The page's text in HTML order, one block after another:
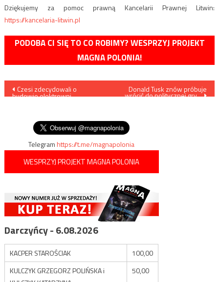
Dziękujemy za pomoc prawną Kancelarii Prawnej Litwin:
https://kancelaria-litwin.pl
PODOBA CI SIĘ TO CO ROBIMY? WESPRZYJ PROJEKT
MAGNA POLONIA!
Nawigacja
Czesi zdecydowali o
budowie elektrowni
Donald Tusk znów próbuje
wrócić do politycznej gry…
Telegramhttps://t.me/magnapolonia
WESPRZYJ PROJEKT MAGNA POLONIA
Darczyńcy - 6.08.2026
KACPER STAROŚCIAK
100,00
KULCZYK GRZEGORZ POLIŃSKA i
50,00